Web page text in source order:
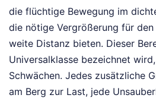
die flüchtige Bewegung im
die nötige Vergrößerung für
weite Distanz bieten. Dieser
Universalklasse bezeichnet
Schwächen. Jedes zusätzliche
am Berg zur Last, jede